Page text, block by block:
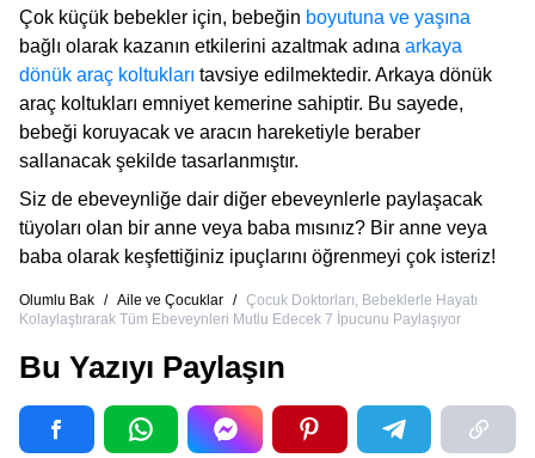
Çok küçük bebekler için, bebeğin boyutuna ve yaşına
bağlı olarak kazanın etkilerini azaltmak adına arkaya
dönük araç koltukları tavsiye edilmektedir. Arkaya dönük
araç koltukları emniyet kemerine sahiptir. Bu sayede,
bebeği koruyacak ve aracın hareketiyle beraber
sallanacak şekilde tasarlanmıştır.
Siz de ebeveynliğe dair diğer ebeveynlerle paylaşacak
tüyoları olan bir anne veya baba mısınız? Bir anne veya
baba olarak keşfettiğiniz ipuçlarını öğrenmeyi çok isteriz!
Olumlu Bak / Aile ve Çocuklar / Çocuk Doktorları, Bebeklerle Hayatı
Kolaylaştırarak Tüm Ebeveynleri Mutlu Edecek 7 İpucunu Paylaşıyor
Bu Yazıyı Paylaşın